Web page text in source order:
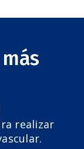
realizar